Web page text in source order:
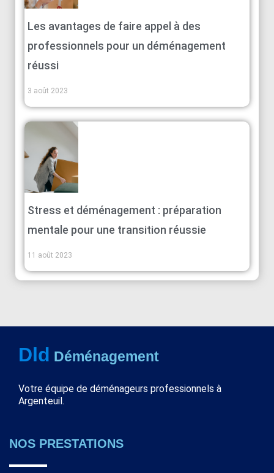
Les avantages de faire appel à des
professionnels pour un déménagement
réussi
3 août 2023
Stress et déménagement : préparation
mentale pour une transition réussie
11 août 2023
Dld Déménagement
Votre équipe de déménageurs professionnels à
Argenteuil.
NOS PRESTATIONS